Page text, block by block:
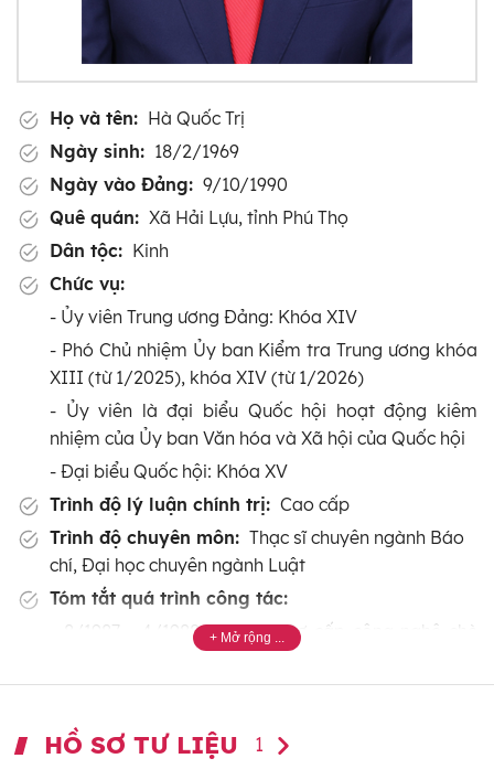
Họ và tên: Hà Quốc Trị
Ngày sinh: 18/2/1969
Ngày vào Đảng: 9/10/1990
Quê quán: Xã Hải Lựu, tỉnh Phú Thọ
Dân tộc: Kinh
Chức vụ:
- Ủy viên Trung ương Đảng: Khóa XIV
- Phó Chủ nhiệm Ủy ban Kiểm tra Trung ương khóa
XIII (từ 1/2025), khóa XIV (từ 1/2026)
- Ủy viên là đại biểu Quốc hội hoạt động kiêm
nhiệm của Ủy ban Văn hóa và Xã hội của Quốc hội
- Đại biểu Quốc hội: Khóa XV
Trình độ lý luận chính trị: Cao cấp
Trình độ chuyên môn: Thạc sĩ chuyên ngành Báo
chí, Đại học chuyên ngành Luật
Tóm tắt quá trình công tác:
- 8/1987 - 4/1988: Học lớp Sơ cấp công nghệ chè
- 5/1988 - 12/1990: Công nhân Xí nghiệp chè Phú
- 1/1991 - 1/1995: Học viên trường Đại học Tuyên
HỒ SƠ TƯ LIỆU 1